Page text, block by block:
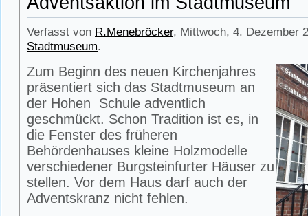
Verfasst von R.Menebröcker, Mittwoch, 4. Dezember
Stadtmuseum.
Zum Beginn des neuen Kirchenjahres
präsentiert sich das Stadtmuseum an
der Hohen Schule adventlich
geschmückt. Schon Tradition ist es, in
die Fenster des früheren
Behördenhauses kleine Holzmodelle
verschiedener Burgsteinfurter Häuser zu
stellen. Vor dem Haus darf auch der
Adventskranz nicht fehlen.